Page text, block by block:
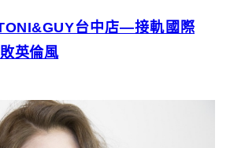
台中店—接軌國際
英倫風